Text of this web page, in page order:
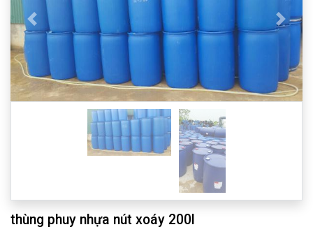
Previous Next
thùng phuy nhựa nút xoáy 200l